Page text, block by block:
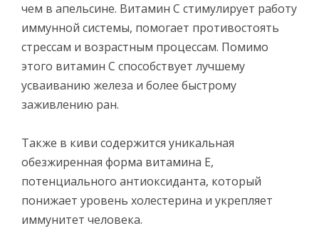
чем в апельсине. Витамин С стимулирует работу
иммунной системы, помогает противостоять
стрессам и возрастным процессам. Помимо
этого витамин С способствует лучшему
усваиванию железа и более быстрому
заживлению ран.
Также в киви содержится уникальная
обезжиренная форма витамина Е,
потенциального антиоксиданта, который
понижает уровень холестерина и укрепляет
иммунитет человека.